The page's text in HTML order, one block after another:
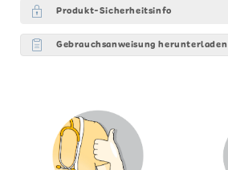
Produkt-Sicherheitsinfo
Gebrauchsanweisung herunterladen